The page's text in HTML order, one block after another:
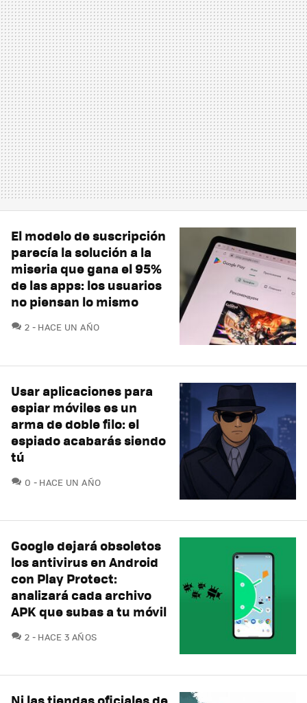
El modelo de suscripción
parecía la solución a la
miseria que gana el 95%
de las apps: los usuarios
no piensan lo mismo
2 COMENTARIOS
HACE UN AÑO
Usar aplicaciones para
espiar móviles es un
arma de doble filo: el
espiado acabarás siendo
tú
0 COMENTARIOS
HACE UN AÑO
Google dejará obsoletos
los antivirus en Android
con Play Protect:
analizará cada archivo
APK que subas a tu móvil
2 COMENTARIOS
HACE 3 AÑOS